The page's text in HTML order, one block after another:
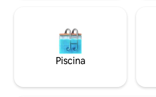
Piscina